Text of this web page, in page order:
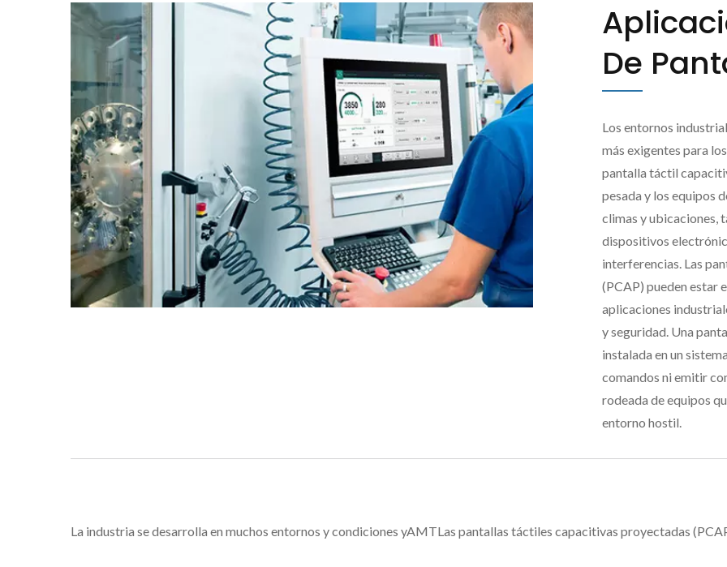
De
Los entornos
más exigentes para
pantalla táctil
pesada y los equipos
climas y ubicaciones,
dispositivos
interferencias. Las
(PCAP) pueden estar
aplicaciones
y seguridad. Una
instalada en un
comandos ni emitir
rodeada de equipos
entorno hostil.
La industria se desarrolla en muchos entornos y condiciones yAMTLas pantallas táctiles capacitivas proyectadas